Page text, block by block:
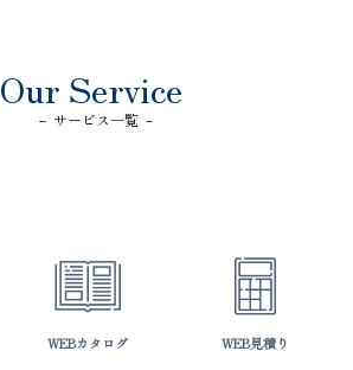
Our Service
－ サービス一覧 －
WEBカタログ WEB見積り